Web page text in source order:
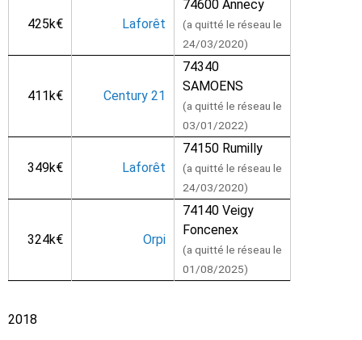
425k€ Laforêt
74600 Annecy
(a quitté le réseau le
24/03/2020)
411k€ Century 21
74340
SAMOENS
(a quitté le réseau le
03/01/2022)
349k€ Laforêt
74150 Rumilly
(a quitté le réseau le
24/03/2020)
324k€ Orpi
74140 Veigy
Foncenex
(a quitté le réseau le
01/08/2025)
2018